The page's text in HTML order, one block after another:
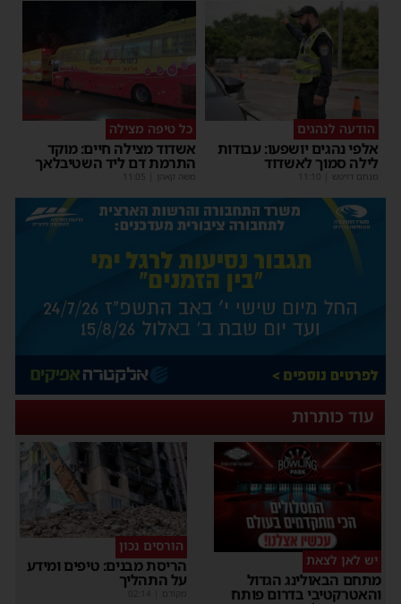
הודעה לנהגים
אלפי נהגים יושפעו: עבודות
לילה סמוך לאשדוד
מנחם דויטש 11:10
כל טיפה מצילה
אשדוד מצילה חיים: מוקד
התרמת דם ליד השטיבלאך
משה קאהן 11:05
עוד כותרות
יש לאן לצאת
מתחם הבאולינג הגדול
והאטרקטיבי בדרום פותח
הורסים נכון
הריסת מבנים: טיפים ומידע
על התהליך
מקודם